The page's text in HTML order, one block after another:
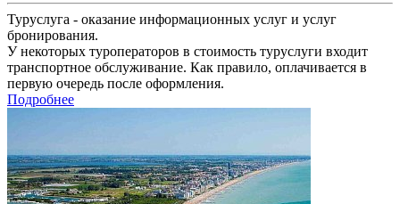
Туруслуга - оказание информационных услуг и услуг
бронирования.
У некоторых туроператоров в стоимость туруслуги входит
транспортное обслуживание. Как правило, оплачивается в
первую очередь после оформления.
Подробнее